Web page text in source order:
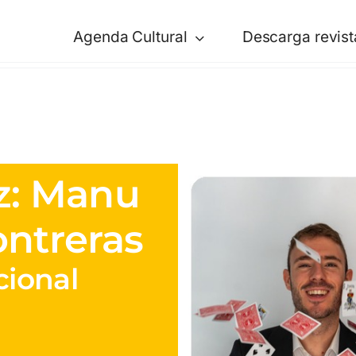
Agenda Cultural Descarga
Manu